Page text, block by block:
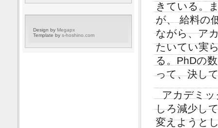
きている。
が、 給料の
ながら、ア
たいてい実
る。PhDの
って、決し
アカデミ
しろ減少し
変えようと
Design by Megapx
Template by s-hoshino.com